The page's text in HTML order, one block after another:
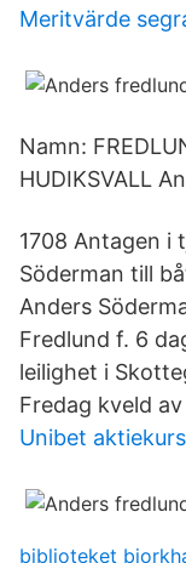
Meritvärde
Namn:
HUDIKSVALL
1708 Antagen i
Söderman till
Anders
Fredlund f. 6
leilighet i
Fredag kveld
Unibet aktiekurs
biblioteket